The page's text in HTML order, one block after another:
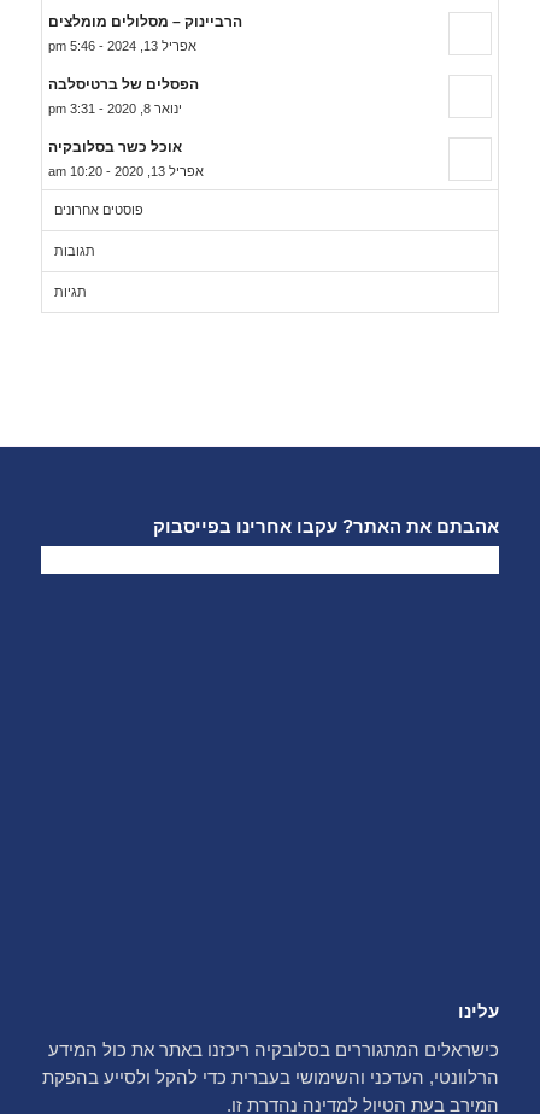
הרביינוק – מסלולים מומלצים
אפריל 13, 2024 - 5:46 pm
הפסלים של ברטיסלבה
ינואר 8, 2020 - 3:31 pm
אוכל כשר בסלובקיה
אפריל 13, 2020 - 10:20 am
פוסטים אחרונים
תגובות
תגיות
אהבתם את האתר? עקבו אחרינו בפייסבוק
עלינו
כישראלים המתגוררים בסלובקיה ריכזנו באתר את כול המידע
הרלוונטי, העדכני והשימושי בעברית כדי להקל ולסייע בהפקת
המירב בעת הטיול למדינה נהדרת זו.